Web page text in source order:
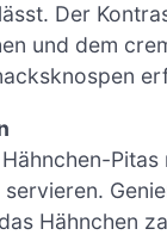
Der
und dem
Hähnchen